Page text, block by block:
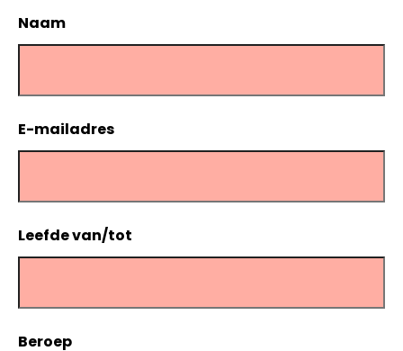
Naam
E-mailadres
Leefde van/tot
Beroep